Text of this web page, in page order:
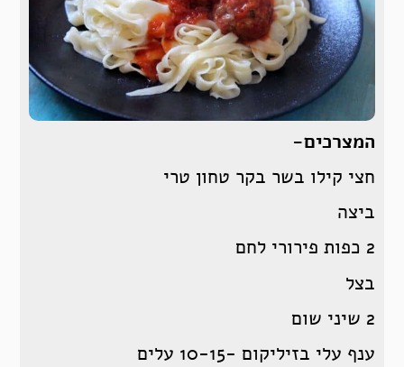
המצרכים-
חצי קילו בשר בקר טחון טרי
ביצה
2 כפות פירורי לחם
בצל
2 שיני שום
ענף עלי בזיליקום -10-15 עלים